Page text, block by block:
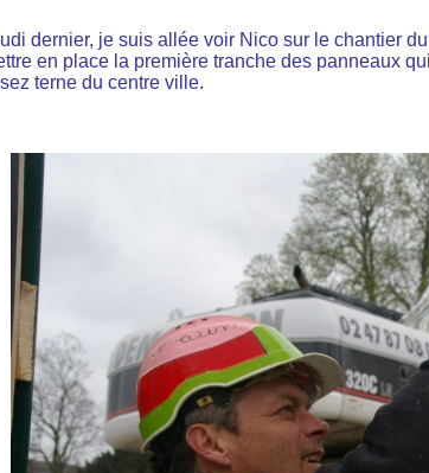
dernier, je suis allée voir Nico sur le chantier
en place la première tranche des panneaux
terne du centre ville.